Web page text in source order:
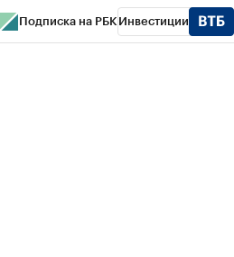
Подписка на РБК Инвестиции